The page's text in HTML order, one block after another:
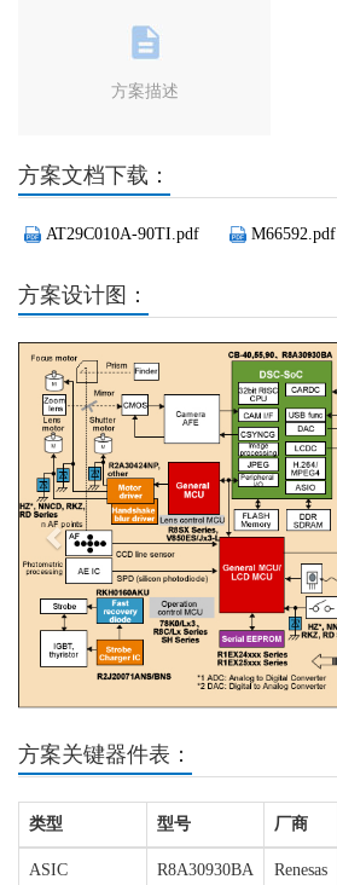
方案描述
方案文档下载：
AT29C010A-90TI.pdf M66592.pdf
方案设计图：
Previous
方案关键器件表：
类型 型号 厂商
ASIC R8A30930BA Renesas